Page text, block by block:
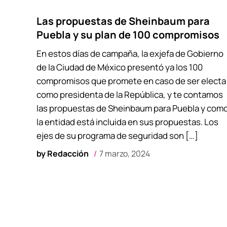
Las propuestas de Sheinbaum para
Puebla y su plan de 100 compromisos
byRedacción 7 marzo, 2024
En estos días de campaña, la exjefa de Gobierno
de la Ciudad de México presentó ya los 100
compromisos que promete en caso de ser electa
como presidenta de la República, y te contamos
las propuestas de Sheinbaum para Puebla y
la entidad está incluida en sus propuestas. Los
ejes de su programa de seguridad son […]